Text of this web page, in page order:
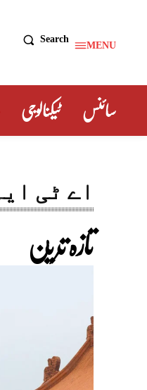
MENU
Search
سائنس ٹیکنالوجی
اے ٹی
تازہ ترین